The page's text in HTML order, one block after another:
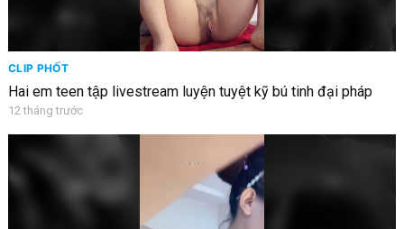
CLIP PHỐT
Hai em teen tập livestream luyện tuyệt kỹ bú tinh đại pháp
12 tháng trước